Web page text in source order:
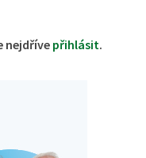
nejdříve přihlásit.